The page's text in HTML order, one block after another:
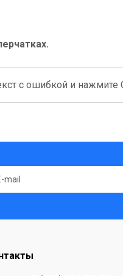
с ошибкой и нажмите